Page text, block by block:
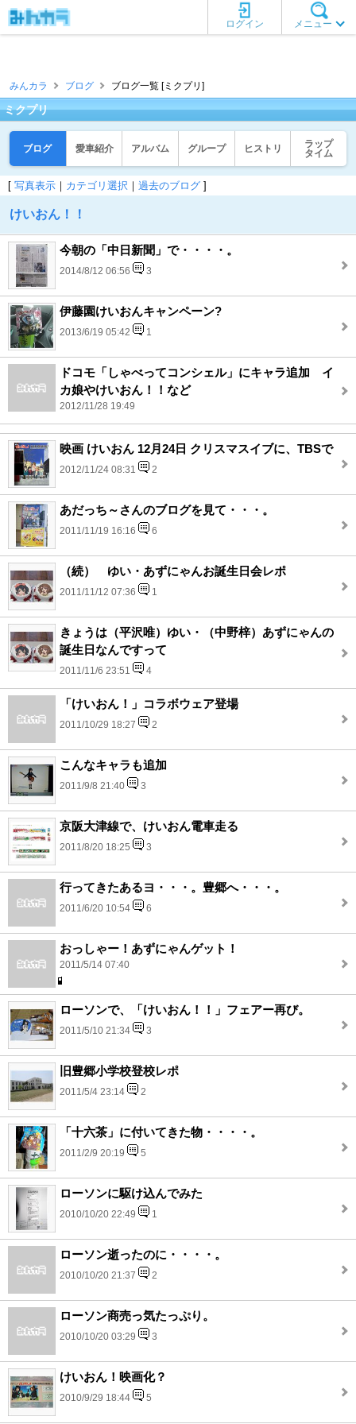
メニュー
ログイン
みんカラ ブログ ブログ一覧 [ミクプリ]
ミクプリ
ブログ 愛車紹介 アルバム グループ ヒストリ
ラップ
タイム
[ 写真表示 ｜ カテゴリ選択 ｜ 過去のブログ ]
けいおん！！
今朝の「中日新聞」で・・・・。
2014/8/12 06:56 3
伊藤園けいおんキャンペーン?
2013/6/19 05:42 1
ドコモ「しゃべってコンシェル」にキャラ追加 イ
カ娘やけいおん！！など
2012/11/28 19:49
映画 けいおん 12月24日 クリスマスイブに、TBSで
2012/11/24 08:31 2
あだっち～さんのブログを見て・・・。
2011/11/19 16:16 6
（続） ゆい・あずにゃんお誕生日会レポ
2011/11/12 07:36 1
きょうは（平沢唯）ゆい・（中野梓）あずにゃんの
誕生日なんですって
2011/11/6 23:51 4
「けいおん！」コラボウェア登場
2011/10/29 18:27 2
こんなキャラも追加
2011/9/8 21:40 3
京阪大津線で、けいおん電車走る
2011/8/20 18:25 3
行ってきたあるヨ・・・。豊郷へ・・・。
2011/6/20 10:54 6
おっしゃー！あずにゃんゲット！
2011/5/14 07:40
ローソンで、「けいおん！！」フェアー再び。
2011/5/10 21:34 3
旧豊郷小学校登校レポ
2011/5/4 23:14 2
「十六茶」に付いてきた物・・・・。
2011/2/9 20:19 5
ローソンに駆け込んでみた
2010/10/20 22:49 1
ローソン逝ったのに・・・・。
2010/10/20 21:37 2
ローソン商売っ気たっぷり。
2010/10/20 03:29 3
けいおん！映画化？
2010/9/29 18:44 5